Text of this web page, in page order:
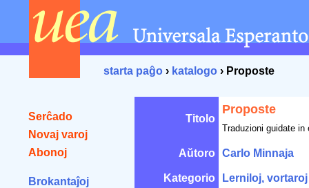
starta paĝo › katalogo › Proposte
Serĉado
Novaj varoj
Abonoj
Brokantaĵoj
Titolo
Proposte
Traduzioni guidate in
Aŭtoro Carlo Minnaja
Kategorio Lerniloj, vortaroj